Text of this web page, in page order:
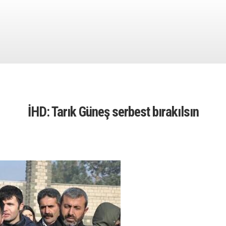
İHD: Tarık Güneş serbest bırakılsın